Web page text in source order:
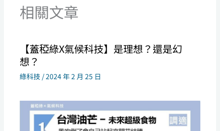
相關文章
【蓋稏綠X氣候科技】是理想？還是幻
想？
綠科技 /2024 年 2 月 25 日